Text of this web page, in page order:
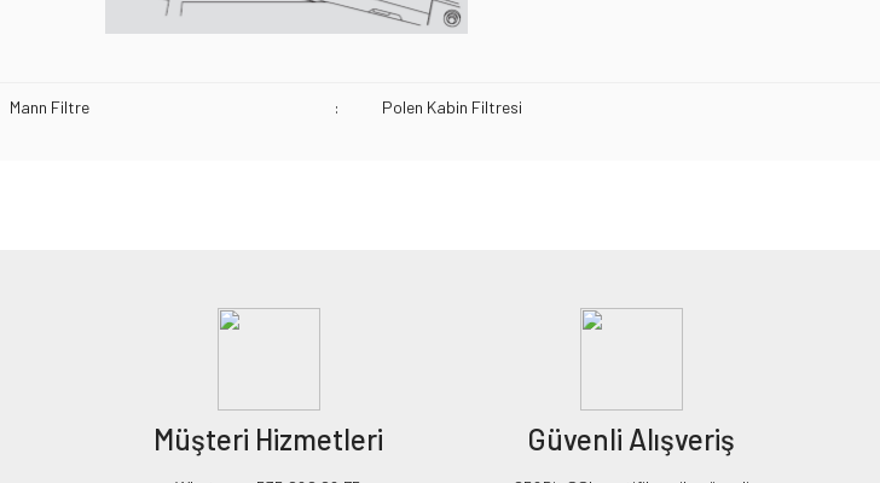
Mann Filtre : Polen Kabin Filtresi
Müşteri Hizmetleri Güvenli Alışveriş